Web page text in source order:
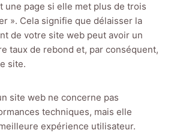
une page si elle met plus de trois
». Cela signifie que délaisser la
de votre site web peut avoir un
taux de rebond et, par conséquent,
site.
site web ne concerne pas
techniques, mais elle
expérience utilisateur.